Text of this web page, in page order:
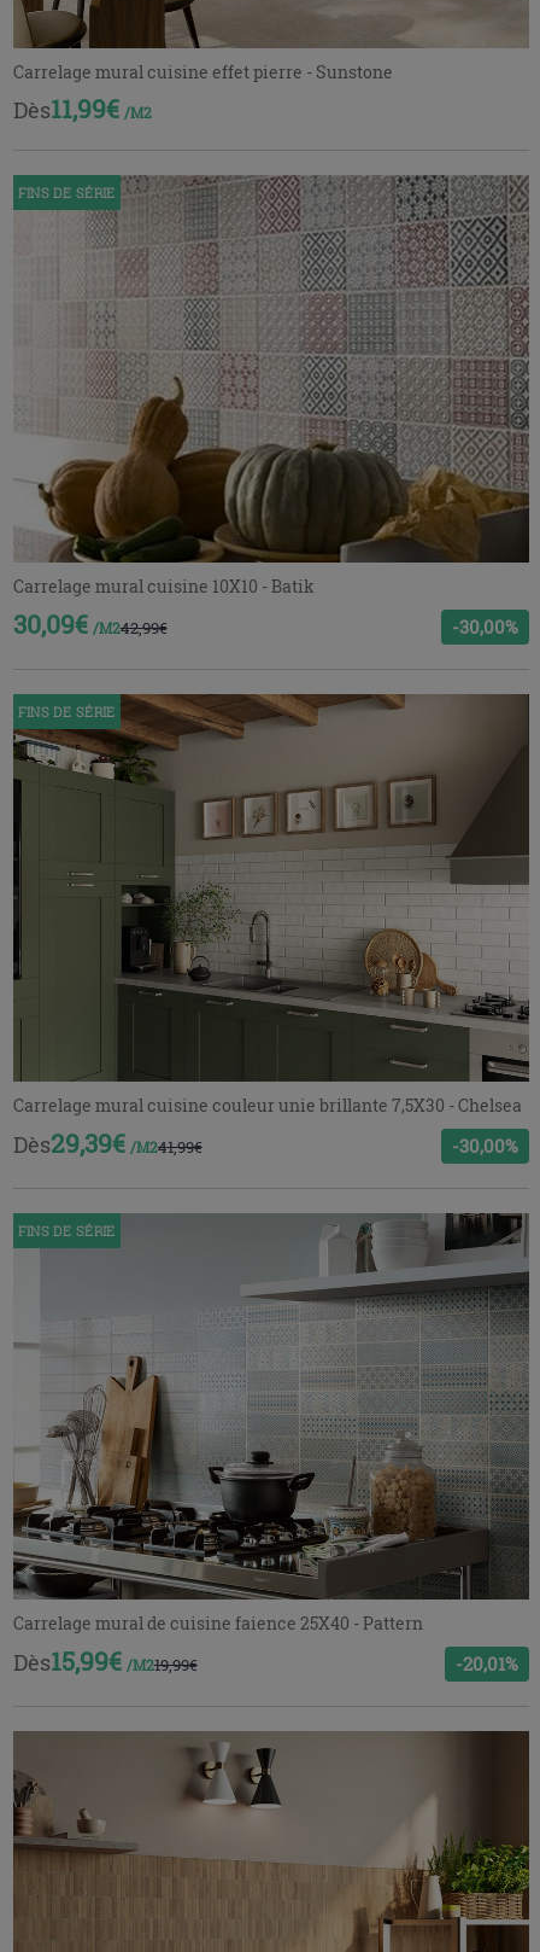
Carrelage mural cuisine effet pierre - Sunstone
Dès11,99€ /M2
FINS DE SÉRIE
Carrelage mural cuisine 10X10 - Batik
30,09€ /M242,99€ -30,00%
FINS DE SÉRIE
Carrelage mural cuisine couleur unie brillante 7,5X30 - Chelsea
Dès29,39€ /M241,99€ -30,00%
FINS DE SÉRIE
Carrelage mural de cuisine faience 25X40 - Pattern
Dès15,99€ /M219,99€ -20,01%